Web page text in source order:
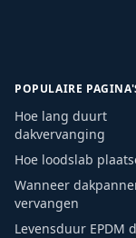
POPULAIRE
Hoe lang duurt
dakvervanging
Hoe loodslab
Wanneer
vervangen
Levensduur EPDM